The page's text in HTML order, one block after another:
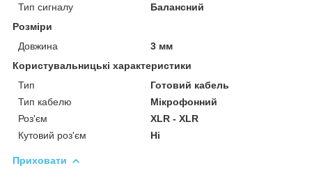
Тип сигналу
Балансний
Розміри
Довжина
3 мм
Користувальницькі характеристики
Тип
Готовий кабель
Тип кабелю
Мікрофонний
Роз'єм
XLR - XLR
Кутовий роз'єм
Ні
Приховати